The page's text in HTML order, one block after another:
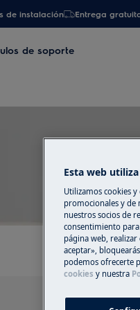
de instalación Entrega
de soporte
Esta web
Utilizamos cookies
promocionales y de
nuestros socios de
consentimiento
página web, realizar
aceptar»,
podemos ofrecerte
cookies y nuestra